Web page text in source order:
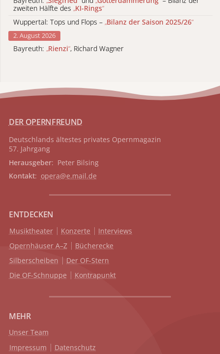
zweiten Hälfte des „KI-Rings“
Wuppertal: Tops und Flops – „Bilanz der Saison 2025/26“
2. August 2026
Bayreuth: „Rienzi“, Richard Wagner
DER OPERNFREUND
Deutschlands ältestes privates Opernmagazin
57. Jahrgang
Herausgeber: Peter Bilsing
Kontakt: opera@e.mail.de
ENTDECKEN
Musiktheater Konzerte
Interviews
Opernhäuser A–Z
Bücherecke
Silberscheiben
Der OF-Stern
Die OF-Schnuppe
Kontrapunkt
MEHR
Unser Team
Impressum
Datenschutz